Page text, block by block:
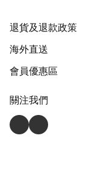
退貨及退款政策
海外直送
會員優惠區
關注我們